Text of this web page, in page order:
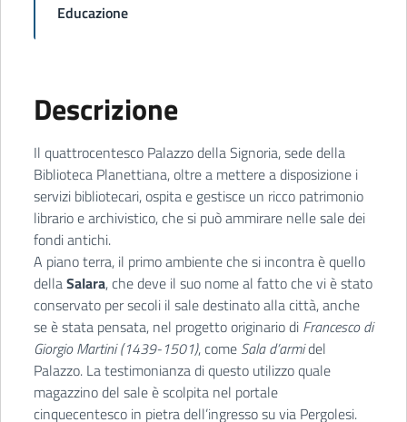
Educazione
Descrizione
Il quattrocentesco Palazzo della Signoria, sede della
Biblioteca Planettiana, oltre a mettere a disposizione i
servizi bibliotecari, ospita e gestisce un ricco patrimonio
librario e archivistico, che si può ammirare nelle sale dei
fondi antichi.
A piano terra, il primo ambiente che si incontra è quello
dellaSalara, che deve il suo nome al fatto che vi è stato
conservato per secoli il sale destinato alla città, anche
se è stata pensata, nel progetto originario di Francesco di
Giorgio Martini (1439-1501), come Sala d’armidel
Palazzo. La testimonianza di questo utilizzo quale
magazzino del sale è scolpita nel portale
cinquecentesco in pietra dell’ingresso su via Pergolesi.